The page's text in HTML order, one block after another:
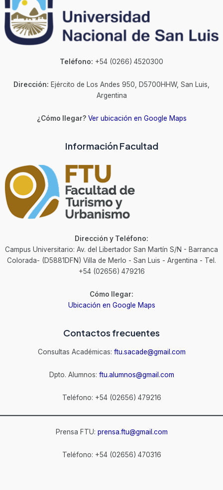
Teléfono: +54 (0266) 4520300
Dirección: Ejército de Los Andes 950, D5700HHW, San Luis,
Argentina
¿Cómo llegar? Ver ubicación en Google Maps
Información Facultad
Dirección y Teléfono:
Campus Universitario: Av. del Libertador San Martín S/N - Barranca
Colorada- (D5881DFN) Villa de Merlo - San Luis - Argentina - Tel.
+54 (02656) 479216
Cómo llegar:
Ubicación en Google Maps
Contactos frecuentes
Consultas Académicas: ftu.sacade@gmail.com
Dpto. Alumnos: ftu.alumnos@gmail.com
Teléfono: +54 (02656) 479216
Prensa FTU: prensa.ftu@gmail.com
Teléfono: +54 (02656) 470316